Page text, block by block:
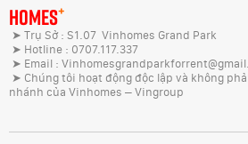
HOMES+
➤ Trụ Sở : S1.07 Vinhomes Grand Park
➤ Hotline : 0707.117.337
➤ Email :
➤ Chúng tôi hoạt động độc lập và không
nhánh của Vinhomes – Vingroup